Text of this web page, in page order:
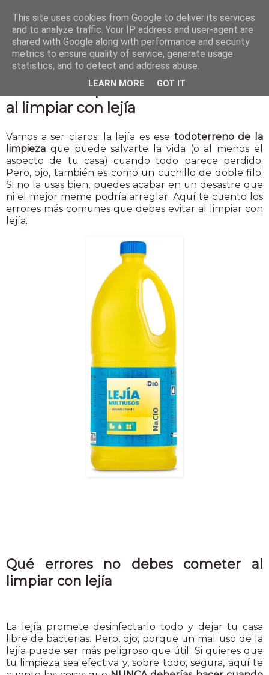
Los errores que no debes cometer
al limpiar con lejía
Vamos a ser claros: la lejía es ese todoterreno de la
limpieza que puede salvarte la vida (o al menos el
aspecto de tu casa) cuando todo parece perdido.
Pero, ojo, también es como un cuchillo de doble filo.
Si no la usas bien, puedes acabar en un desastre que
ni el mejor meme podría arreglar. Aquí te cuento los
errores más comunes que debes evitar al limpiar con
lejía.
Qué errores no debes cometer al
limpiar con lejía
La lejía promete desinfectarlo todo y dejar tu casa
libre de bacterias. Pero, ojo, porque un mal uso de la
lejía puede ser más peligroso que útil. Si quieres que
tu limpieza sea efectiva y, sobre todo, segura, aquí te
This site uses cookies from Google to deliver its services
and to analyze traffic. Your IP address and user-agent are
shared with Google along with performance and security
metrics to ensure quality of service, generate usage
statistics, and to detect and address abuse.
LEARN MORE GOT IT